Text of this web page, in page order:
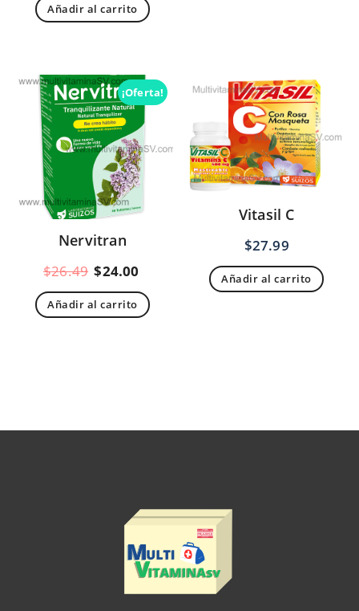
Añadir al carrito
¡Oferta!
Nervitran
$26.49 El
precio
original
$24.00
precio
actual
Añadir al carrito
Vitasil C
$27.99
Añadir al carrito